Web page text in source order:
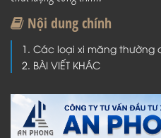
Nội dung chính
Các loại xi măng thường
BÀI VIẾT KHÁC